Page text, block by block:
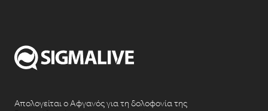
Απολογείται ο Αφγανός για τη δολοφονία της